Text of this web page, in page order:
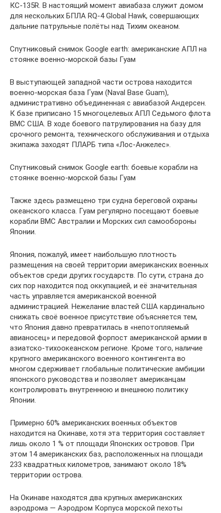
КС-135R. В настоящий момент авиабаза служит домом
для нескольких БПЛА RQ-4 Global Hawk, совершающих
дальние патрульные полёты над Тихим океаном.
Спутниковый снимок Google earth: американские АПЛ на
стоянке военно-морской базы Гуам
В выступающей западной части острова находится
военно-морская база Гуам (Naval Base Guam),
административно объединенная с авиабазой Андерсен.
К базе приписано 15 многоцелевых АПЛ Седьмого флота
ВМС США. В ходе боевого патрулирования на базу для
срочного ремонта, технического обслуживания и отдыха
экипажа заходят ПЛАРБ типа «Лос-Анжелес».
Спутниковый снимок Google earth: боевые корабли на
стоянке военно-морской базы Гуам
Также здесь размещено три судна береговой охраны
океанского класса. Гуам регулярно посещают боевые
корабли ВМС Австралии и Морских сил самообороны
Японии.
Япония, пожалуй, имеет наибольшую плотность
размещения на своей территории американских военных
объектов среди других государств. По сути, страна до
сих пор находится под оккупацией, и её значительная
часть управляется американской военной
администрацией. Нежелание властей США кардинально
снижать своё военное присутствие объясняется тем,
что Япония давно превратилась в «непотопляемый
авианосец» и передовой форпост американской армии в
азиатско-тихоокеанском регионе. Кроме того, наличие
крупного американского военного контингента во
многом сдерживает глобальные политические амбиции
японского руководства и позволяет американцам
контролировать внутреннюю и внешнюю политику
Японии.
Примерно 60% американских военных объектов
находится на Окинаве, хотя эта территория составляет
лишь около 1 % от площади Японских островов. При
этом 14 американских баз, расположенных на площади
233 квадратных километров, занимают около 18%
территории острова.
На Окинаве находятся два крупных американских
аэродрома — Аэродром Корпуса морской пехоты